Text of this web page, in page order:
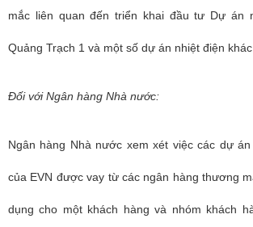
mắc liên quan đến triển khai đầu tư Dự án
Quảng Trạch 1 và một số dự án nhiệt điện khác
Đối với Ngân hàng Nhà nước:
Ngân hàng Nhà nước xem xét việc các dự
của EVN được vay từ các ngân hàng thương
dụng cho một khách hàng và nhóm khách